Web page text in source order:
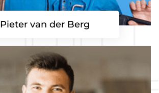
Pieter van der Berg